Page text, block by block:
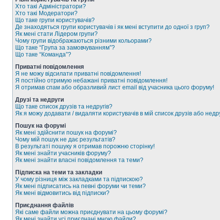
Хто такі Адміністратори?
Хто такі Модератори?
Що таке групи користувачів?
Де знаходяться групи користувачів і як мені вступити до одної з груп?
Як мені стати Лідером групи?
Чому групи відображаються різними кольорами?
Що таке “Група за замовчуванням”?
Що таке “Команда”?
Приватні повідомлення
Я не можу відсилати приватні повідомлення!
Я постійно отримую небажані приватні повідомлення!
Я отримав спам або образливий лист email від учасника цього форуму!
Друзі та недруги
Що таке список друзів та недругів?
Як я можу додавати / видаляти користувачів в мій список друзів або
Пошук на форумі
Як мені здійснити пошук на форумі?
Чому мій пошук не дає результатів?
В результаті пошуку я отримав порожню сторінку!
Як мені знайти учасників форуму?
Як мені знайти власні повідомлення та теми?
Підписка на теми та закладки
У чому різниця між закладками та підпискою?
Як мені підписатись на певні форуми чи теми?
Як мені відмовитись від підписки?
Приєднання файлів
Які саме файли можна приєднувати на цьому форумі?